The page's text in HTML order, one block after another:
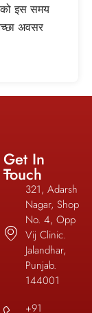
इस समय
अवसर
Get In
Touch
321, Adarsh
Nagar, Shop
No. 4, Opp
Vij Clinic.
Jalandhar,
Punjab.
144001
+91